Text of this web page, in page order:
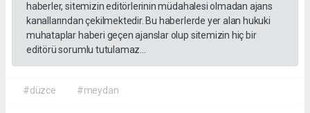
haberler, sitemizin editörlerinin müdahalesi olmadan ajans
kanallarından çekilmektedir. Bu haberlerde yer alan hukuki
muhataplar haberi geçen ajanslar olup sitemizin hiç bir
editörü sorumlu tutulamaz...
#düzce #meydan